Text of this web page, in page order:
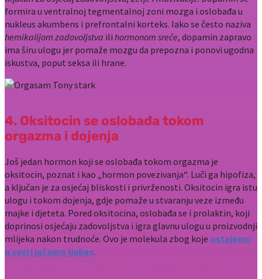
formira u ventralnoj tegmentalnoj zoni mozga i oslobađa u
nukleus akumbens i prefrontalni korteks. Iako se često naziva
hemikalijom zadovoljstva ili hormonom sreće, dopamin zapravo
ima širu ulogu jer pomaže mozgu da prepozna i ponovi ugodna
iskustva, poput seksa ili hrane.
4. Oksitocin se oslobađa tokom
orgazma i dojenja
Još jedan hormon koji se oslobađa tokom orgazma je
oksitocin, poznat i kao „hormon povezivanja“. Luči ga hipofiza,
a ključan je za osjećaj bliskosti i privrženosti. Oksitocin igra istu
ulogu i tokom dojenja, gdje pomaže u stvaranju veze između
majke i djeteta. Pored oksitocina, oslobađa se i prolaktin, koji
doprinosi osjećaju zadovoljstva i igra glavnu ulogu u proizvodnji
mlijeka nakon trudnoće. Ovo je molekula zbog koje ostajemo
u vezi i jačamo ljubav.